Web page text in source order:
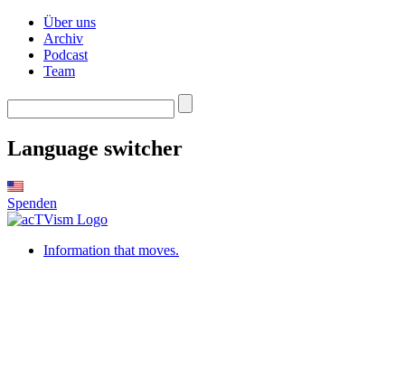
Über uns
Archiv
Podcast
Team
Language switcher
Spenden
Information that moves.